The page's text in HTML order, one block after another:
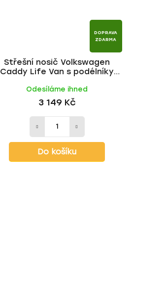
DOPRAVA
ZDARMA
Střešní nosič Volkswagen
Caddy Life Van s podélníky
Odesíláme ihned
3 149 Kč
Do košíku